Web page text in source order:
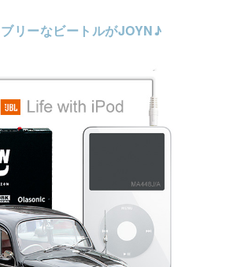
リーなビートルがJOYN♪